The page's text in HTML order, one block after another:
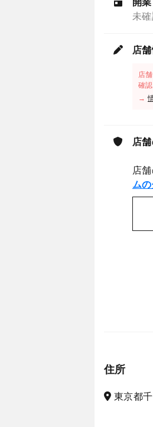
開業
未
店
店
確
→
店
店
ム
住所
東京都